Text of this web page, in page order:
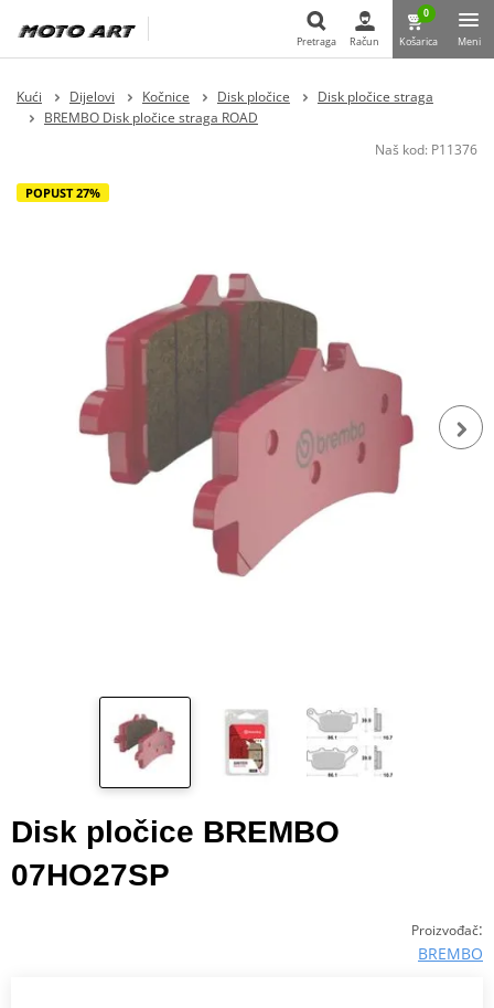
Pretraga
Pretraga Račun
0
Košarica Meni
Kući Dijelovi Kočnice Disk pločice
Disk pločice straga
BREMBO Disk pločice straga ROAD
Naš kod: P11376
POPUST 27%
Disk pločice BREMBO
07HO27SP
Proizvođač:
BREMBO